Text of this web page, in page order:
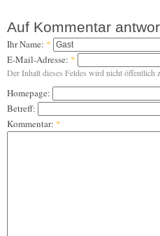
Auf Kommentar
Ihr Name: *
E-Mail-Adresse: *
Der Inhalt dieses Feldes wird nicht öffentlich
Homepage:
Betreff:
Kommentar: *